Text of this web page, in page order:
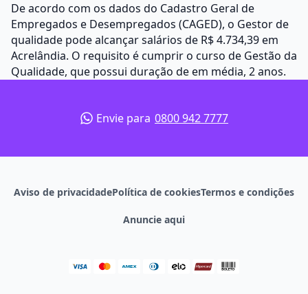
De acordo com os dados do Cadastro Geral de
Empregados e Desempregados (CAGED), o Gestor de
qualidade pode alcançar salários de R$ 4.734,39 em
Acrelândia. O requisito é cumprir o curso de Gestão da
Qualidade, que possui duração de em média, 2 anos.
Envie para 0800 942 7777
Aviso de privacidadePolítica de cookiesTermos e condições
Anuncie aqui